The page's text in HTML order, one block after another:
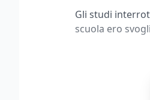
Gli studi
scuola ero